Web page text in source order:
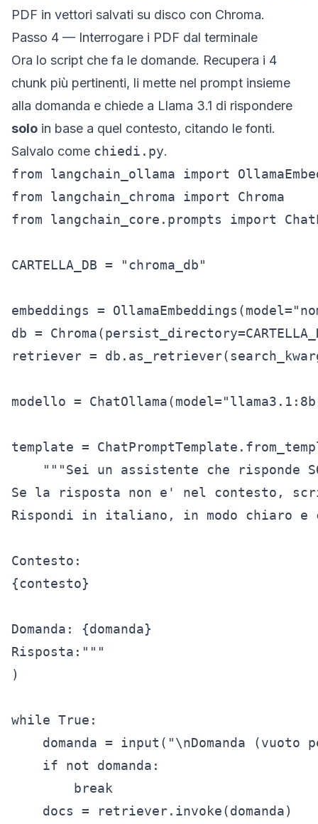
PDF in vettori salvati su disco con Chroma.
Passo 4 — Interrogare i PDF dal terminale
Ora lo script che fa le domande. Recupera i 4
chunk più pertinenti, li mette nel prompt insieme
alla domanda e chiede a Llama 3.1 di rispondere
solo in base a quel contesto, citando le fonti.
Salvalo come chiedi.py.
from langchain_ollama import
from langchain_chroma import Chroma
from langchain_core.prompts import
CARTELLA_DB = "chroma_db"
embeddings =
db =
retriever =
modello =
template =
"""Sei un assistente che risponde
Se la risposta non e' nel contesto,
Rispondi in italiano, in modo chiaro e
Contesto:
{contesto}
Domanda: {domanda}
Risposta:"""
)
while True:
domanda = input("\nDomanda (vuoto
    if not domanda:
        break
    docs = retriever.invoke(domanda)